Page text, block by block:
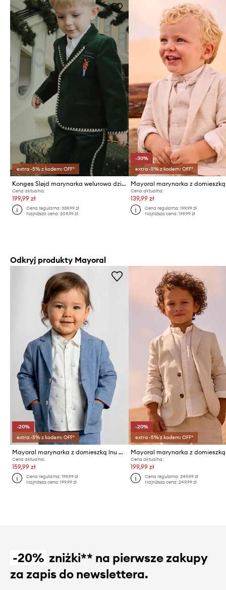
extra -5% z kodem: OFF*
Konges Sløjd marynarka welurowa dziecięca ROCKY BLAZER
Cena aktualna:
199,99 zł
Cena regularna:339,99 zł
Najniższa cena:209,99 zł
-30%
extra -5% z kodem: OFF*
Cena aktualna:
139,99 zł
Cena regularna: 199,99 zł
Najniższa cena: 199,99 zł
Odkryj produkty Mayoral
-20%
extra -5% z kodem: OFF*
Mayoral marynarka z domieszką lnu dziecięca
Cena aktualna:
159,99 zł
Cena regularna:199,99 zł
Najniższa cena:199,99 zł
-20%
extra -5% z kodem: OFF*
Cena aktualna:
199,99 zł
Cena regularna: 249,99 zł
Najniższa cena: 249,99 zł
-20% zniżki** na pierwsze zakupy
za zapis do newslettera.